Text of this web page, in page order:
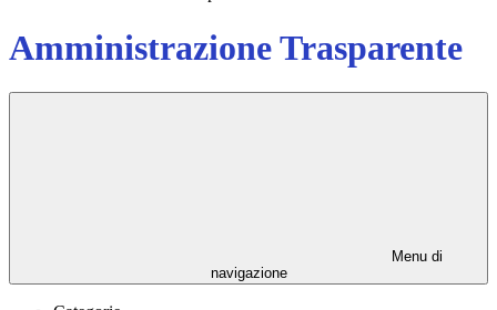
Amministrazione Trasparente
Menu di
navigazione